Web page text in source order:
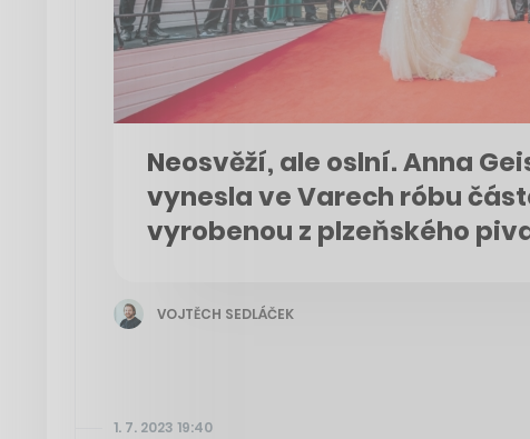
Neosvěží, ale oslní. Anna
vynesla ve Varech róbu
vyrobenou z plzeňského
VOJTĚCH SEDLÁČEK
1. 7. 2023 19:40